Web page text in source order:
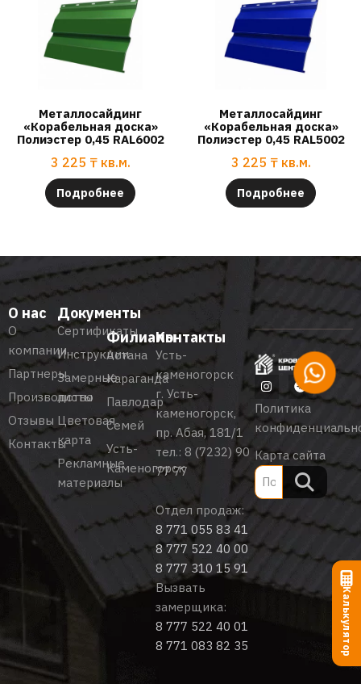
Металлосайдинг
«Корабельная доска»
Полиэстер 0,45 RAL6002
3 225 ₸ кв.м.
Подробнее
Металлосайдинг
«Корабельная доска»
Полиэстер 0,45 RAL5002
3 225 ₸ кв.м.
Подробнее
О нас
О
компании
Партнеры
Производство
Отзывы
Контакты
Документы
Сертификаты
Инструкции
Замерные
листы
Цветовая
карта
Рекламные
материалы
Филиалы
Астана
Караганда
Павлодар
Семей
Усть-
Каменогорск
Контакты
Усть-
каменогорск
г. Усть-
каменогорск,
пр. Абая, 181/1
тел.: 8 (7232) 90
77 77
Отдел продаж:
8 771 055 83 41
8 777 522 40 00
8 777 310 15 91
Вызвать
замерщика:
8 777 522 40 01
8 771 083 82 35
Политика
Карта сайта
Калькулятор